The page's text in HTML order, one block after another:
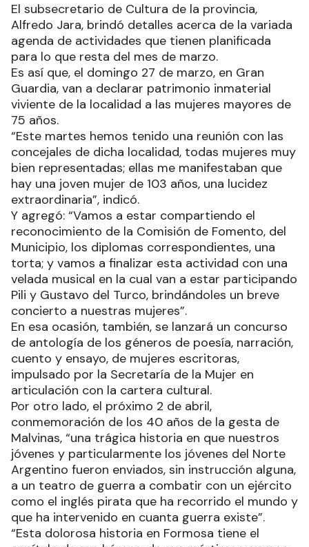
El subsecretario de Cultura de la provincia,
Alfredo Jara, brindó detalles acerca de la variada
agenda de actividades que tienen planificada
para lo que resta del mes de marzo.
Es así que, el domingo 27 de marzo, en Gran
Guardia, van a declarar patrimonio inmaterial
viviente de la localidad a las mujeres mayores de
75 años.
“Este martes hemos tenido una reunión con las
concejales de dicha localidad, todas mujeres muy
bien representadas; ellas me manifestaban que
hay una joven mujer de 103 años, una lucidez
extraordinaria”, indicó.
Y agregó: “Vamos a estar compartiendo el
reconocimiento de la Comisión de Fomento, del
Municipio, los diplomas correspondientes, una
torta; y vamos a finalizar esta actividad con una
velada musical en la cual van a estar participando
Pili y Gustavo del Turco, brindándoles un breve
concierto a nuestras mujeres”.
En esa ocasión, también, se lanzará un concurso
de antología de los géneros de poesía, narración,
cuento y ensayo, de mujeres escritoras,
impulsado por la Secretaría de la Mujer en
articulación con la cartera cultural.
Por otro lado, el próximo 2 de abril,
conmemoración de los 40 años de la gesta de
Malvinas, “una trágica historia en que nuestros
jóvenes y particularmente los jóvenes del Norte
Argentino fueron enviados, sin instrucción alguna,
a un teatro de guerra a combatir con un ejército
como el inglés pirata que ha recorrido el mundo y
que ha intervenido en cuanta guerra existe”.
“Esta dolorosa historia en Formosa tiene el